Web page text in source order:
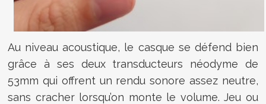
Au niveau acoustique, le casque se défend bien
grâce à ses deux transducteurs néodyme de
53mm qui offrent un rendu sonore assez neutre,
sans cracher lorsqu’on monte le volume. Jeu ou